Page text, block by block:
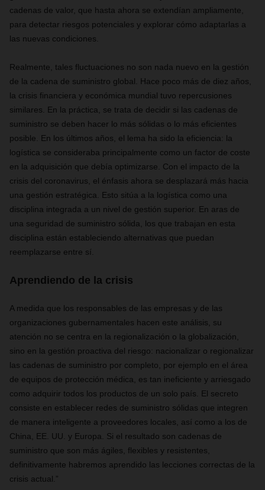
cadenas de valor, que hasta ahora se extendían ampliamente,
para detectar riesgos potenciales y explorar cómo adaptarlas a
las nuevas condiciones.
Realmente, tales fluctuaciones no son nada nuevo en la gestión
de la cadena de suministro global. Hace poco más de diez años,
la crisis financiera y económica mundial tuvo repercusiones
similares. En la práctica, se trata de decidir si las cadenas de
suministro se deben hacer lo más sólidas o lo más eficientes
posible. En los últimos años, el lema ha sido la eficiencia: la
logística se consideraba principalmente como un factor de coste
en la adquisición que debía optimizarse. Con el impacto de la
crisis del coronavirus, el énfasis ahora se desplazará más hacia
una gestión estratégica. Esto sitúa a la logística como una
disciplina integrada a un nivel de gestión superior. En aras de
una seguridad de suministro sólida, los que trabajan en esta
disciplina están estableciendo alternativas que puedan
reemplazarse entre sí.
Aprendiendo de la crisis
A medida que los responsables de las empresas y de las
organizaciones gubernamentales hacen este análisis, su
atención no se centra en la regionalización o la globalización,
sino en la gestión proactiva del riesgo: nacionalizar o regionalizar
las cadenas de suministro por completo, por ejemplo en el área
de equipos de protección médica, es tan ineficiente y arriesgado
como adquirir todos los productos de un solo país. El secreto
consiste en establecer redes de suministro sólidas que integren
de manera inteligente a proveedores locales, así como a los de
China, EE. UU. y Europa. Si el resultado son cadenas de
suministro que son más ágiles, flexibles y resistentes,
definitivamente habremos aprendido las lecciones correctas de la
crisis actual.”